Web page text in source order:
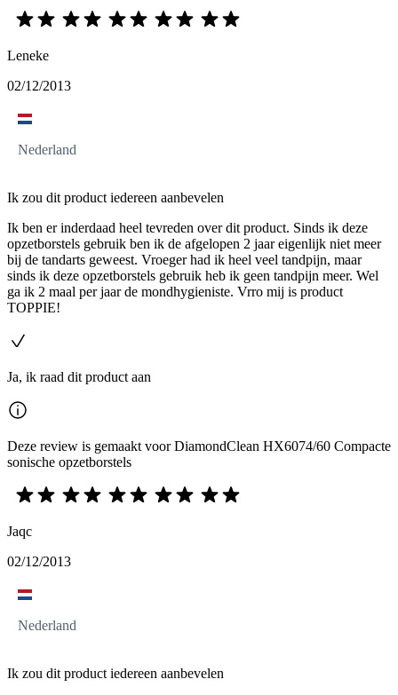
Leneke
02/12/2013
Nederland
Ik zou dit product iedereen aanbevelen
Ik ben er inderdaad heel tevreden over dit product. Sinds ik deze
opzetborstels gebruik ben ik de afgelopen 2 jaar eigenlijk niet meer
bij de tandarts geweest. Vroeger had ik heel veel tandpijn, maar
sinds ik deze opzetborstels gebruik heb ik geen tandpijn meer. Wel
ga ik 2 maal per jaar de mondhygieniste. Vrro mij is product
TOPPIE!
Ja, ik raad dit product aan
Deze review is gemaakt voor DiamondClean HX6074/60 Compacte
sonische opzetborstels
Jaqc
02/12/2013
Nederland
Ik zou dit product iedereen aanbevelen